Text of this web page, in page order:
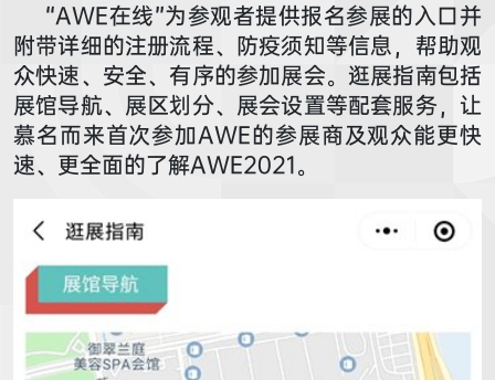
“AWE在线”为参观者提供报名参展的入口并
附带详细的注册流程、防疫须知等信息，帮助观
众快速、安全、有序的参加展会。逛展指南包括
展馆导航、展区划分、展会设置等配套服务，让
慕名而来首次参加AWE的参展商及观众能更快
速、更全面的了解AWE2021。